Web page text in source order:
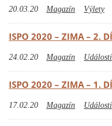
20.03.20 Magazín Výlety
ISPO 2020 – ZIMA – 2.
24.02.20 Magazín Události
ISPO 2020 – ZIMA – 1.
17.02.20 Magazín Události